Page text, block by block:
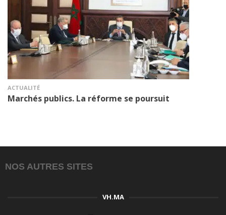
ACTUALITÉ
Marchés publics. La réforme se poursuit
NOS AUTRES SITES
VH.MA